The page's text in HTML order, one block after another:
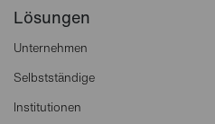
Lösungen
Unternehmen
Selbstständige
Institutionen